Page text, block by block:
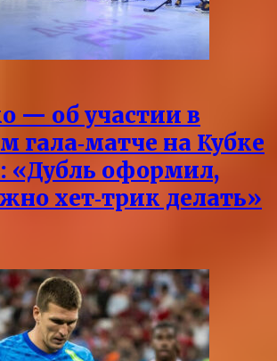
— об участии в
гала‑матче на Кубке
«Дубль оформил,
хет‑трик делать»